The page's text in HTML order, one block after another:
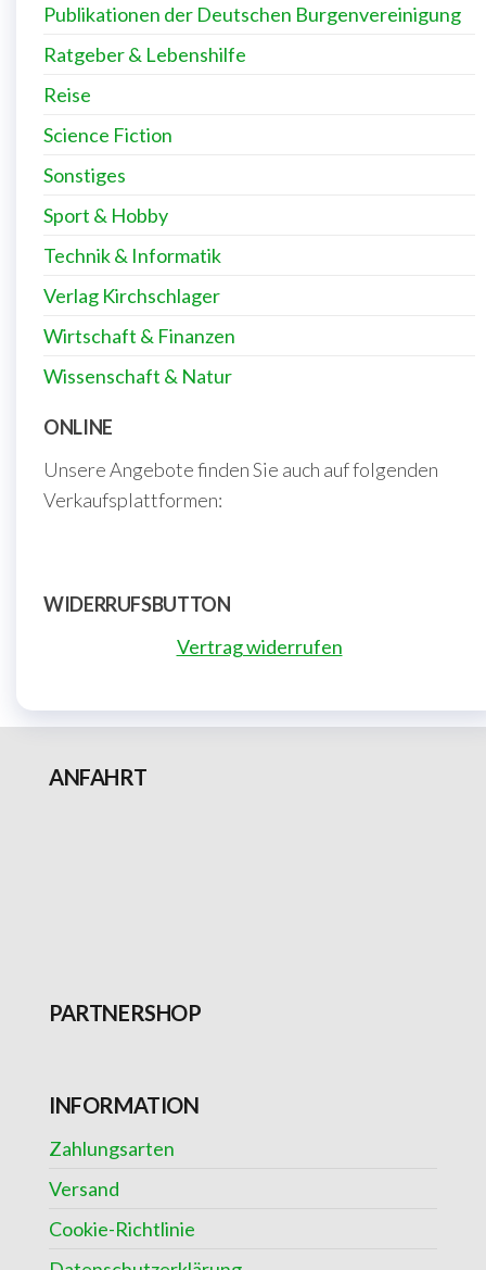
Publikationen der Deutschen Burgenvereinigung
Ratgeber & Lebenshilfe
Reise
Science Fiction
Sonstiges
Sport & Hobby
Technik & Informatik
Verlag Kirchschlager
Wirtschaft & Finanzen
Wissenschaft & Natur
ONLINE
Unsere Angebote finden Sie auch auf folgenden
Verkaufsplattformen:
WIDERRUFSBUTTON
Vertrag widerrufen
ANFAHRT
PARTNERSHOP
INFORMATION
Zahlungsarten
Versand
Cookie-Richtlinie